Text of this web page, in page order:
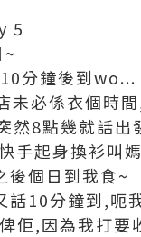
5
分鐘後到wo...
必係衣個時
然8點幾就話出
手起身換衫叫
後個日到我食~
話10分鐘到,呃
佢,因為我打要